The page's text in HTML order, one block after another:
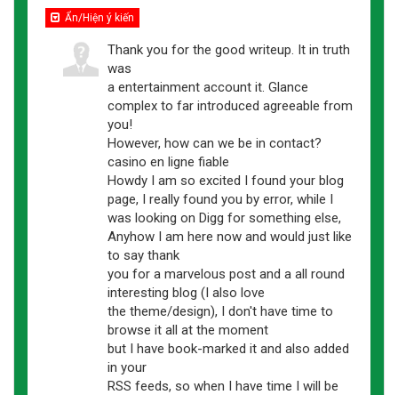
Ẩn/Hiện ý kiến
Thank you for the good writeup. It in truth
was
a entertainment account it. Glance
complex to far introduced agreeable from
you!
However, how can we be in contact?
casino en ligne fiable
Howdy I am so excited I found your blog
page, I really found you by error, while I
was looking on Digg for something else,
Anyhow I am here now and would just like
to say thank
you for a marvelous post and a all round
interesting blog (I also love
the theme/design), I don't have time to
browse it all at the moment
but I have book-marked it and also added
in your
RSS feeds, so when I have time I will be